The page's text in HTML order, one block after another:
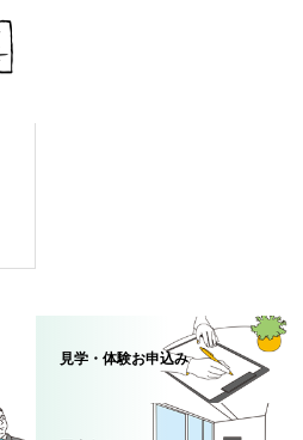
見学・体験お申込み